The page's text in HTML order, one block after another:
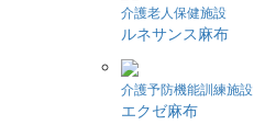
介護老人保健施設
ルネサンス麻布
介護予防機能訓練施設
エクゼ麻布